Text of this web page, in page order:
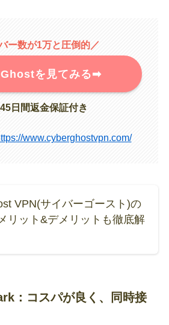
ー数が1万と圧倒的／
を見てみる➡︎
日間返金保証付き
www.cyberghostvpn.com/
VPN(サイバーゴースト)の
リット&デメリットも徹底解
：コスパが良く、同時接